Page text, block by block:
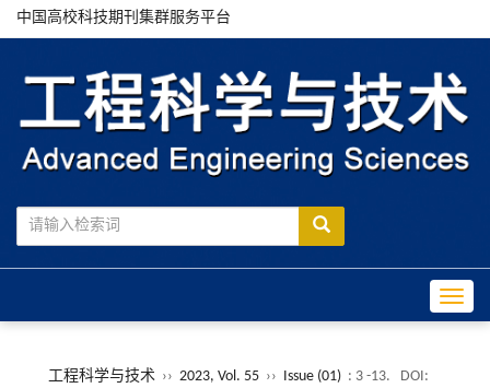
中国高校科技期刊集群服务平台
工程科学与技术 ›› 2023, Vol. 55 ›› Issue (01) : 3 -13.
DOI: